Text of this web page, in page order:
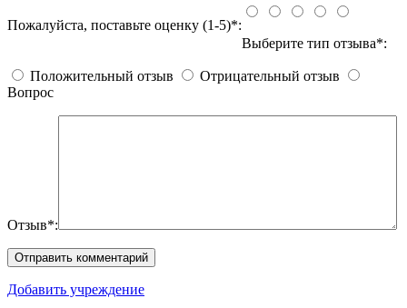
Пожалуйста, поставьте оценку (1-5)*:
Выберите тип отзыва*:
Положительный отзыв
Отрицательный отзыв
Вопрос
Отзыв*:
Добавить учреждение